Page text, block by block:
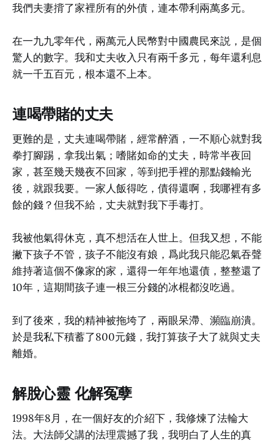
我們夫妻揹了家裡所有的外債，連本帶利兩萬多元。
在一九九零年代，兩萬元人民幣對中國農民來説，是個
驚人的數字。我和丈夫收入只有兩千多元，每年還利息
就一千五百元，根本還不上本。
連喝帶賭的丈夫
更難的是，丈夫連喝帶賭，經常醉酒，一不順心就對我
拳打腳踢，拿我出氣；嗜賭如命的丈夫，時常半夜回
家，甚至幾天幾夜不回家，等到把手裡的那點錢輸光
後，就跟我要。一家人飯得吃，債得還啊，我哪裡有多
餘的錢？但我不給，丈夫就對我下手毒打。
我被他氣得休克，真不想活在人世上。但我又想，不能
撇下孩子不管，孩子不能沒有娘，爲此我只能忍氣吞聲
維持著這個不像家的家，還得一年年地還債，整整還了
10年，這期間孩子連一根三分錢的冰棍都沒吃過。
到了後來，我的精神被拖垮了，兩眼呆滯、瀕臨崩潰。
於是我私下積蓄了800元錢，我打算孩子大了就與丈夫
離婚。
解脫心靈 化解冤孽
1998年8月，在一個好友的介紹下，我修煉了法輪大
法。大法師父講的法理震撼了我，我明白了人生的真